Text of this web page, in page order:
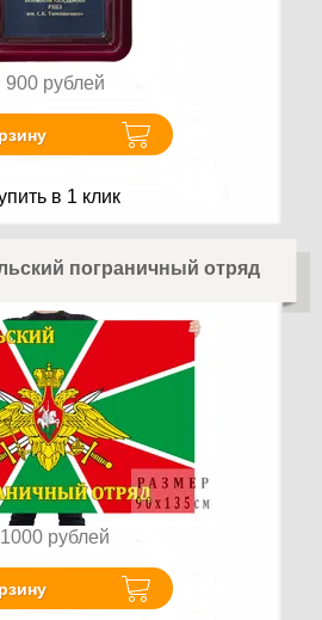
900 рублей
в 1 клик
пограничный отряд
1000 рублей